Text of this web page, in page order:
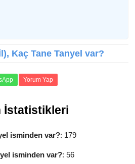
Kaç Tane Tanyel var?
Yorum Yap
İstatistikleri
isminden var?: 179
isminden var?: 56